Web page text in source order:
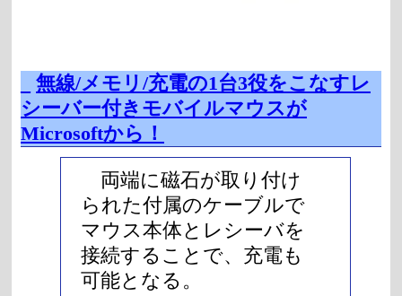
無線/メモリ/充電の1台3役をこなすレ
シーバー付きモバイルマウスが
Microsoftから！
両端に磁石が取り付け
られた付属のケーブルで
マウス本体とレシーバを
接続することで、充電も
可能となる。